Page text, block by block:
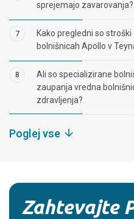
sprejemajo zavarovanja?
7
Kako pregledni so
bolnišnicah Apollo v
8
Ali so specializirane
zaupanja vredna
zdravljenja?
Poglej vse
Zahtevajte